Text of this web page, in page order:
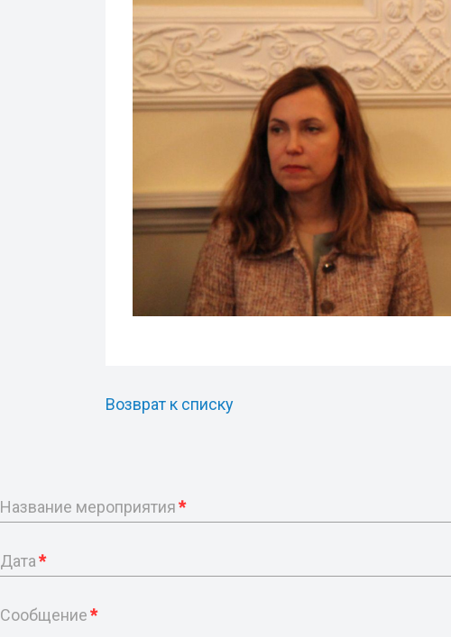
Возврат к списку
Название мероприятия*
Дата*
Сообщение*